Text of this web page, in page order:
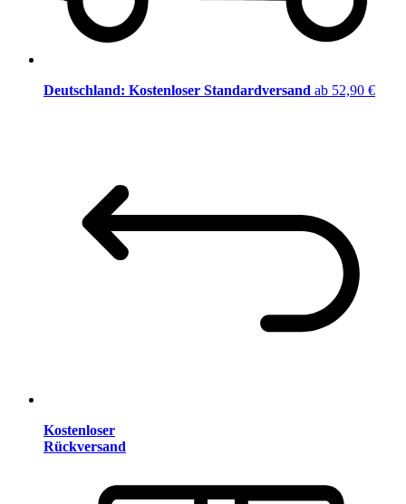
Deutschland: Kostenloser Standardversand ab 52,90 €
Kostenloser
Rückversand